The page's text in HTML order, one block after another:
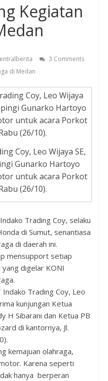
Kegiatan
3 Comments
di Medan
Coy, Leo Wijaya SE,
Gunarko Hartoyo
untuk acara Porkot
(26/10).
Trading Coy, selaku
di Sumut, senantiasa
di daerah ini.
mensupport setiap
digelar KONI
Trading Coy, Leo
kunjungan Ketua
H Sibarani dan Ketua PB
di kantornya, Jl.
kemajuan olahraga,
Karena seperti
hanya berperan